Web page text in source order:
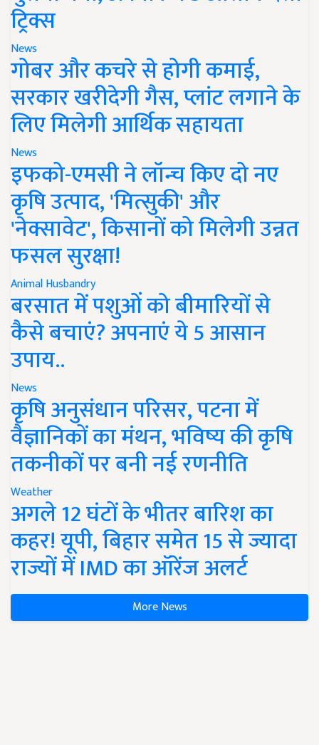
ट्रिक्स
News
गोबर और कचरे से होगी कमाई,
सरकार खरीदेगी गैस, प्लांट लगाने के
लिए मिलेगी आर्थिक सहायता
News
इफको-एमसी ने लॉन्च किए दो नए
कृषि उत्पाद, 'मित्सुकी' और
'नेक्सावेट', किसानों को मिलेगी उन्नत
फसल सुरक्षा!
Animal Husbandry
बरसात में पशुओं को बीमारियों से
कैसे बचाएं? अपनाएं ये 5 आसान
उपाय..
News
कृषि अनुसंधान परिसर, पटना में
वैज्ञानिकों का मंथन, भविष्य की कृषि
तकनीकों पर बनी नई रणनीति
Weather
अगले 12 घंटों के भीतर बारिश का
कहर! यूपी, बिहार समेत 15 से ज्यादा
राज्यों में IMD का ऑरेंज अलर्ट
More News